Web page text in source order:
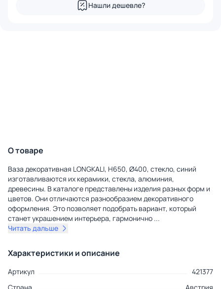
Нашли дешевле?
О товаре
Ваза декоративная LONGKALI, H650, Ø400, стекло, синий
изготавливаются их керамики, стекла, алюминия,
древесины. В каталоге представлены изделия разных форм и
цветов. Они отличаются разнообразием декоративного
оформления. Это позволяет подобрать вариант, который
станет украшением интерьера, гармонично ...
Читать дальше
Характеристики и описание
Артикул
421377